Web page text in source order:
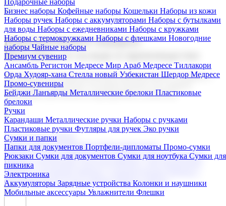
Подарочные наборы
Бизнес наборы Кофейные наборы Кошельки Наборы из кожи
Наборы ручек Наборы с аккумуляторами Наборы с бутылками
для воды Наборы с ежедневниками Наборы с кружками
Наборы с термокружками Наборы с флешками Новогодние
наборы Чайные наборы
Премиум сувенир
Ансамбль Регистон Медресе Мир Араб Медресе Тиллакори
Орда Худояр-хана Стелла новый Узбекистан Шердор Медресе
Промо-сувениры
Бейджи Ланъярды Металлические брелоки Пластиковые
брелоки
Ручки
Карандаши Металлические ручки Наборы с ручками
Пластиковые ручки Футляры для ручек Эко ручки
Сумки и папки
Папки для документов Портфели-дипломаты Промо-сумки
Рюкзаки Сумки для документов Сумки для ноутбука Сумки для
пикника
Электроника
Аккумуляторы Зарядные устройства Колонки и наушники
Мобильные аксессуары Увлажнители Флешки
Корпоративные подарки
Поставка со склада и производство
Мы предлагаем широкий выбор корпоративных подарков и
сувениров с логотипом. В нашем каталоге вы найдете
продукцию для бизнеса, мероприятия и клиентов.
Подарочные наборы
Бизнес наборыКофейные наборы Кошельки
Наборы из кожиНаборы ручекНаборы с аккумуляторами
Наборы с бутылками для воды
Наборы с ежедневниками
Наборы с кружками
флешкамиНовогодние наборыЧайные наборы